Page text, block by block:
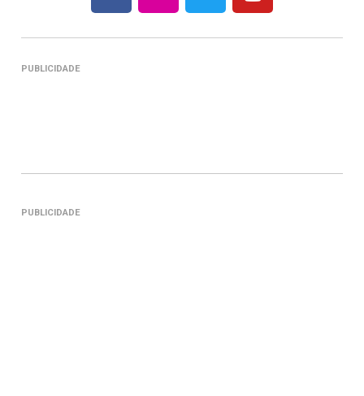
PUBLICIDADE
PUBLICIDADE